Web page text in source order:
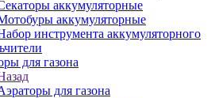
аккумуляторные
аккумуляторные
инструмента аккумуляторного
для газона
для газона